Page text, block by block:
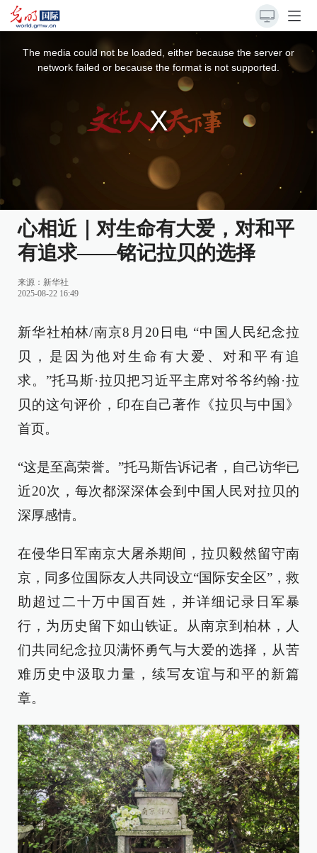
The media could not be loaded, either because the server or
network failed or because the format is not supported.
心相近｜对生命有大爱，对和平
有追求——铭记拉贝的选择
来源： 新华社
2025-08-22 16:49
新华社柏林/南京8月20日电 “中国人民纪念拉
贝，是因为他对生命有大爱、对和平有追
求。”托马斯·拉贝把习近平主席对爷爷约翰·拉
贝的这句评价，印在自己著作《拉贝与中国》
首页。
“这是至高荣誉。”托马斯告诉记者，自己访华已
近20次，每次都深深体会到中国人民对拉贝的
深厚感情。
在侵华日军南京大屠杀期间，拉贝毅然留守南
京，同多位国际友人共同设立“国际安全区”，救
助超过二十万中国百姓，并详细记录日军暴
行，为历史留下如山铁证。从南京到柏林，人
们共同纪念拉贝满怀勇气与大爱的选择，从苦
难历史中汲取力量，续写友谊与和平的新篇
章。